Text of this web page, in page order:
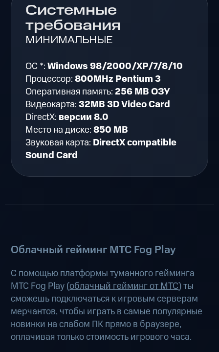
Системные
требования
МИНИМАЛЬНЫЕ
ОС *:Windows 98/2000/XP/7/8/10
Процессор:800MHz Pentium 3
Оперативная память: 256 MB ОЗУ
Видеокарта:32MB 3D Video Card
DirectX: версии 8.0
Место на диске:850 MB
Звуковая карта: DirectX compatible
Sound Card
Облачный гейминг МТС Fog Play
С помощью платформы туманного гейминга
МТС Fog Play (облачный гейминг от МТС) ты
сможешь подключаться к игровым серверам
мерчантов, чтобы играть в самые популярные
новинки на слабом ПК прямо в браузере,
оплачивая только стоимость игрового часа.